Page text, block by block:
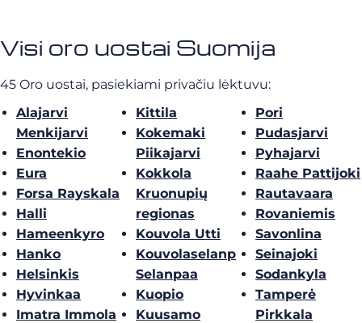
Visi oro uostai Suomija
45 Oro uostai, pasiekiami privačiu lėktuvu:
Alajarvi
Menkijarvi
Enontekio
Eura
Forsa Rayskala
Halli
Hameenkyro
Hanko
Helsinkis
Hyvinkaa
Imatra Immola
Kittila
Kokemaki
Piikajarvi
Kokkola
Kruonupių
regionas
Kouvola Utti
Kouvolaselanp
Selanpaa
Kuopio
Kuusamo
Pori
Pudasjarvi
Pyhajarvi
Raahe Pattijoki
Rautavaara
Rovaniemis
Savonlina
Seinajoki
Sodankyla
Tamperė
Pirkkala